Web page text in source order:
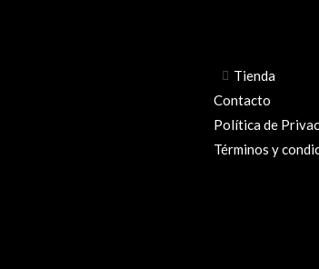
Tienda
Contacto
Política de
Términos y